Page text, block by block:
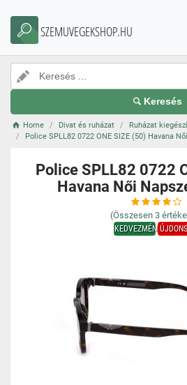
SZEMUVEGEKSHOP.HU
Keresés
Home Divat és ruházat Ruházat
Police SPLL82 0722 ONE SIZE (50) Havana
Police SPLL82 0722
Havana Női
(Összesen 3
KEDVEZMÉNY